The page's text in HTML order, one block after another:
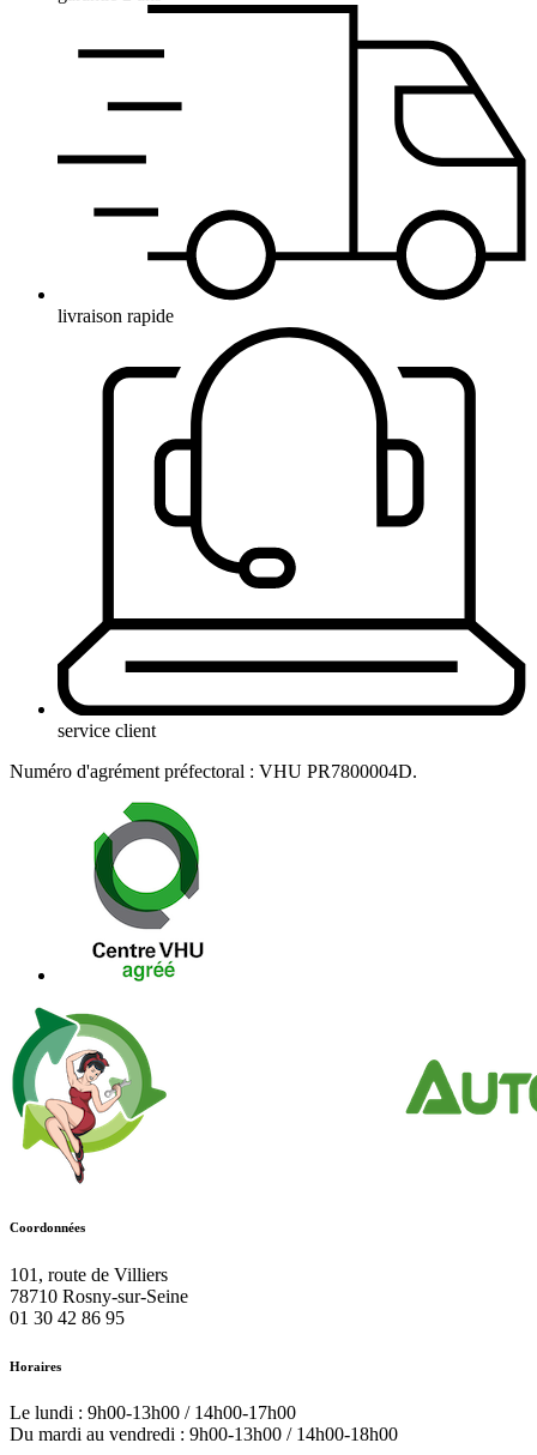
livraison rapide
service client
Numéro d'agrément préfectoral : VHU PR7800004D.
Coordonnées
101, route de Villiers
78710 Rosny-sur-Seine
01 30 42 86 95
Horaires
Le lundi : 9h00-13h00 / 14h00-17h00
Du mardi au vendredi : 9h00-13h00 / 14h00-18h00